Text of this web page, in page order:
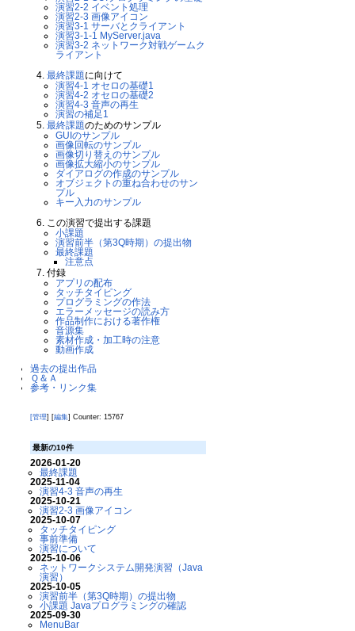
演習2-2 イベント処理
演習2-3 画像アイコン
演習3-1 サーバとクライアント
演習3-1-1 MyServer.java
演習3-2 ネットワーク対戦ゲームク
ライアント
最終課題に向けて
演習4-1 オセロの基礎1
演習4-2 オセロの基礎2
演習4-3 音声の再生
演習の補足1
最終課題のためのサンプル
GUIのサンプル
画像回転のサンプル
画像切り替えのサンプル
画像拡大縮小のサンプル
ダイアログの作成のサンプル
オブジェクトの重ね合わせのサン
プル
キー入力のサンプル
この演習で提出する課題
小課題
演習前半（第3Q時期）の提出物
最終課題
注意点
付録
アプリの配布
タッチタイピング
プログラミングの作法
エラーメッセージの読み方
作品制作における著作権
音源集
素材作成・加工時の注意
動画作成
過去の提出作品
Ｑ＆Ａ
参考・リンク集
[管理] [編集] Counter: 15767
最新の10件
2026-01-20
最終課題
2025-11-04
演習4-3 音声の再生
2025-10-21
演習2-3 画像アイコン
2025-10-07
タッチタイピング
事前準備
演習について
2025-10-06
ネットワークシステム開発演習（Java
演習）
2025-10-05
演習前半（第3Q時期）の提出物
小課題 Javaプログラミングの確認
2025-09-30
MenuBar